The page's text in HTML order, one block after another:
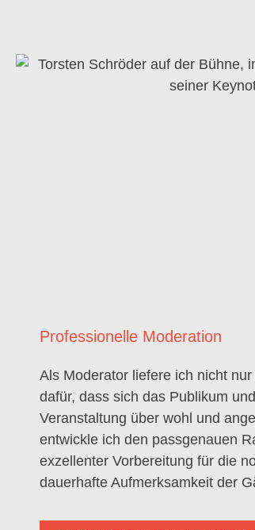
Professionelle Moderation
Als Moderator liefere ich nicht
dafür, dass sich das Publikum
Veranstaltung über wohl und
entwickle ich den passgenauen
exzellenter Vorbereitung für die
dauerhafte Aufmerksamkeit der